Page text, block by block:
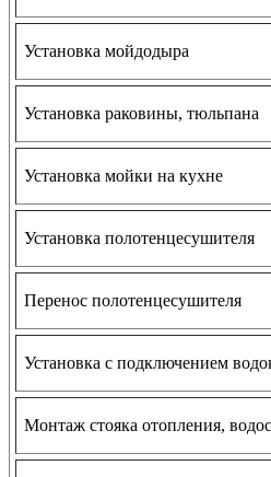
Установка мойдодыра
Установка раковины, тюльпана
Установка мойки на кухне
Установка полотенцесушителя
Перенос полотенцесушителя
Установка с подключением
Монтаж стояка отопления,